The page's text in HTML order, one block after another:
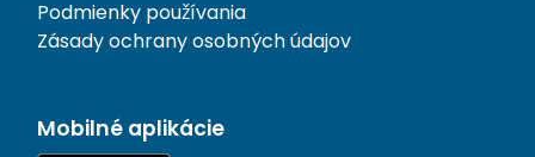
Podmienky používania
Zásady ochrany osobných údajov
Mobilné aplikácie